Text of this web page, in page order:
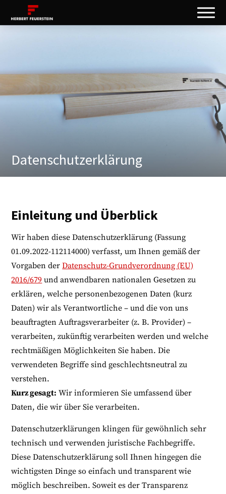
Datenschutzerklärung
Einleitung und Überblick
Wir haben diese Datenschutzerklärung (Fassung
01.09.2022-112114000) verfasst, um Ihnen gemäß der
Vorgaben derDatenschutz-Grundverordnung (EU)
2016/679 und anwendbaren nationalen Gesetzen zu
erklären, welche personenbezogenen Daten (kurz
Daten) wir als Verantwortliche – und die von uns
beauftragten Auftragsverarbeiter (z. B. Provider) –
verarbeiten, zukünftig verarbeiten werden und welche
rechtmäßigen Möglichkeiten Sie haben. Die
verwendeten Begriffe sind geschlechtsneutral zu
verstehen.
Kurz gesagt: Wir informieren Sie umfassend über
Daten, die wir über Sie verarbeiten.
Datenschutzerklärungen klingen für gewöhnlich sehr
technisch und verwenden juristische Fachbegriffe.
Diese Datenschutzerklärung soll Ihnen hingegen die
wichtigsten Dinge so einfach und transparent wie
möglich beschreiben. Soweit es der Transparenz